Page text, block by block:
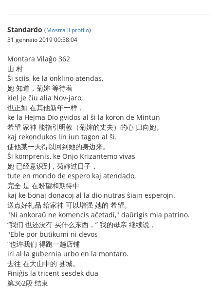
Standardo (Mostra il profilo)
31 gennaio 2019 00:58:04
Montara Vilaĝo 362
山 村
Ŝi sciis, ke la onklino atendas,
她 知道，菊婶 等待着
kiel je ĉiu alia Nov-jaro,
也正如 在其他新年一样，
ke la Hejma Dio gvidos al ŝi la koron de Mintun
希望 家神 能指引明敦（菊婶的丈夫）的心 归向她。
kaj rekondukos lin iun tagon al ŝi.
使他某一天得以回到她的身边来。
Ŝi komprenis, ke Onjo Krizantemo vivas
她 已经意识到，菊婶过日子，
tute en mondo de espero kaj atendado,
完全 是 在盼望和期待中
kaj ke bonaj donacoj al la dio nutras ŝiajn esperojn.
送点好礼品 给家神 可以增强 她的 希望。
"Ni ankoraŭ ne komencis aĉetadi," daŭrigis mia patrino.
“我们 也还没有 买什么东西，” 我的母亲 继续说，
"Eble por butikumi ni devos
“也许我们 得跑一趟店铺
iri al la gubernia urbo en la montaro.
去往 在大山中的 县城。
Finiĝis la tricent sesdek dua
第362段 结束